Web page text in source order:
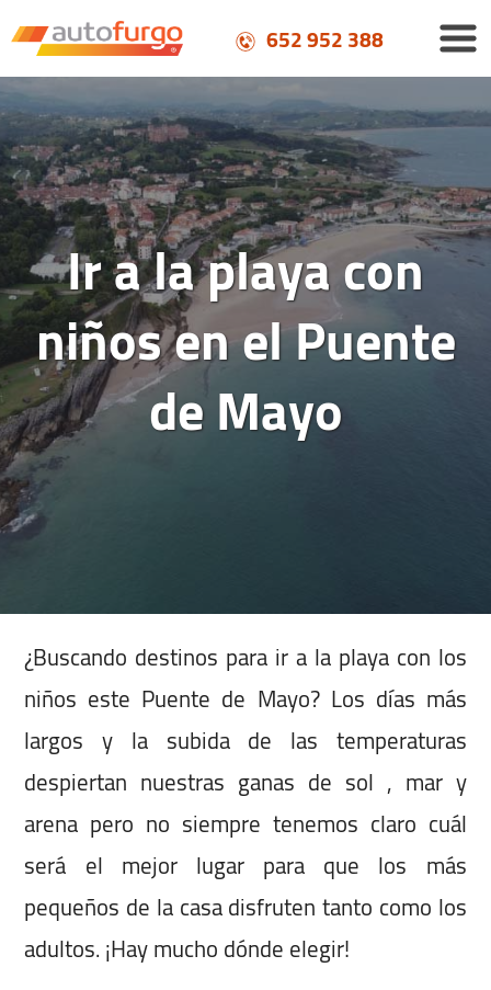
652 952 388
Ir a la playa con
niños en el Puente
de Mayo
¿Buscando destinos para ir a la playa con los
niños este Puente de Mayo? Los días más
largos y la subida de las temperaturas
despiertan nuestras ganas de sol , mar y
arena pero no siempre tenemos claro cuál
será el mejor lugar para que los más
pequeños de la casa disfruten tanto como los
adultos. ¡Hay mucho dónde elegir!